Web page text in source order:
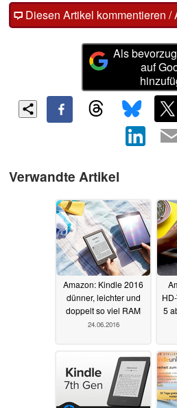
Diesen Artikel kommentieren /
Als
auf
Verwandte Artikel
Amazon: Kindle 2016
dünner, leichter und
doppelt so viel RAM
24.06.2016
5